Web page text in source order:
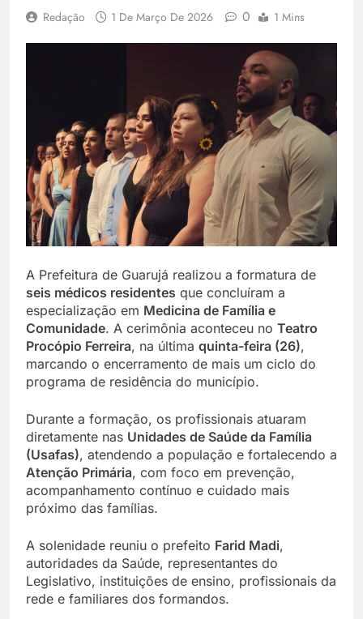
Redação 1 De Março De 2026 0 1 Mins
A Prefeitura de Guarujá realizou a formatura de
seis médicos residentes que concluíram a
especialização em Medicina de Família e
Comunidade. A cerimônia aconteceu no Teatro
Procópio Ferreira, na última quinta-feira (26),
marcando o encerramento de mais um ciclo do
programa de residência do município.
Durante a formação, os profissionais atuaram
diretamente nas Unidades de Saúde da Família
(Usafas), atendendo a população e fortalecendo a
Atenção Primária, com foco em prevenção,
acompanhamento contínuo e cuidado mais
próximo das famílias.
A solenidade reuniu o prefeito Farid Madi,
autoridades da Saúde, representantes do
Legislativo, instituições de ensino, profissionais da
rede e familiares dos formandos.